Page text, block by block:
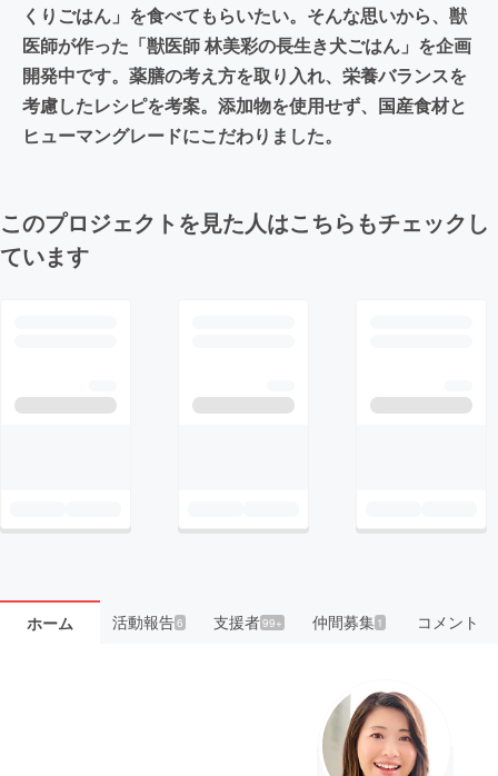
くりごはん」を食べてもらいたい。そんな思いから、獣
医師が作った「獣医師 林美彩の長生き犬ごはん」を企画
開発中です。薬膳の考え方を取り入れ、栄養バランスを
考慮したレシピを考案。添加物を使用せず、国産食材と
ヒューマングレードにこだわりました。
このプロジェクトを見た人はこちらもチェックし
ています
ホーム 活動報告6 支援者99+ 仲間募集 1 コメント